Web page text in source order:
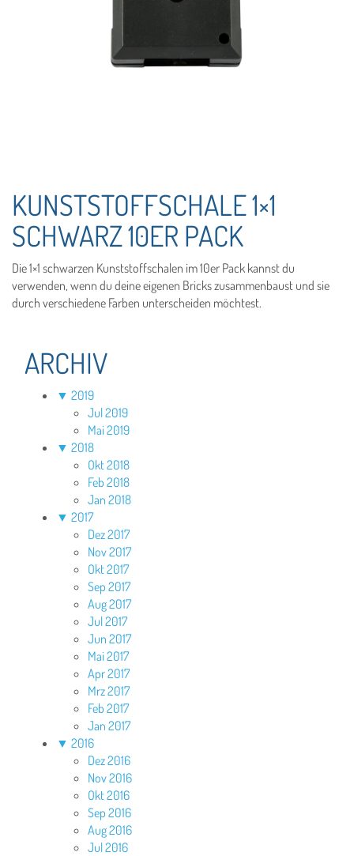
KUNSTSTOFFSCHALE 1×1
SCHWARZ 10ER PACK
Die 1×1 schwarzen Kunststoffschalen im 10er Pack kannst du
verwenden, wenn du deine eigenen Bricks zusammenbaust und sie
durch verschiedene Farben unterscheiden möchtest.
ARCHIV
▼ 2019
Jul 2019
Mai 2019
▼ 2018
Okt 2018
Feb 2018
Jan 2018
▼ 2017
Dez 2017
Nov 2017
Okt 2017
Sep 2017
Aug 2017
Jul 2017
Jun 2017
Mai 2017
Apr 2017
Mrz 2017
Feb 2017
Jan 2017
▼ 2016
Dez 2016
Nov 2016
Okt 2016
Sep 2016
Aug 2016
Jul 2016